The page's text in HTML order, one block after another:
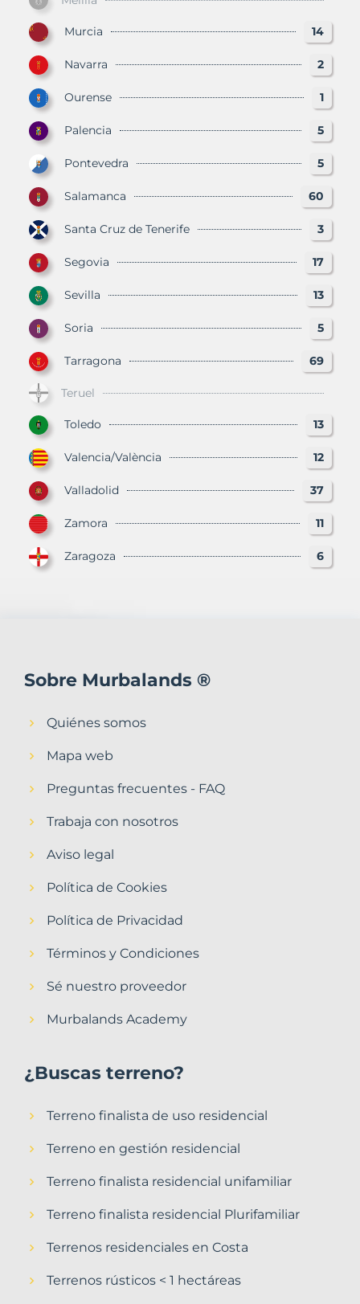
Murcia 14
Navarra 2
Ourense 1
Palencia 5
Pontevedra 5
Salamanca 60
Santa Cruz de Tenerife 3
Segovia 17
Sevilla 13
Soria 5
Tarragona 69
Teruel
Toledo 13
Valencia/València 12
Valladolid 37
Zamora 11
Zaragoza 6
Sobre Murbalands ®
Quiénes somos
Mapa web
Preguntas frecuentes - FAQ
Trabaja con nosotros
Aviso legal
Política de Cookies
Política de Privacidad
Términos y Condiciones
Sé nuestro proveedor
Murbalands Academy
¿Buscas terreno?
Terreno finalista de uso residencial
Terreno en gestión residencial
Terreno finalista residencial unifamiliar
Terreno finalista residencial Plurifamiliar
Terrenos residenciales en Costa
Terrenos rústicos < 1 hectáreas